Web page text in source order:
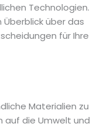
Technologien.
über das
für Ihre
Materialien zu
auf die Umwelt und